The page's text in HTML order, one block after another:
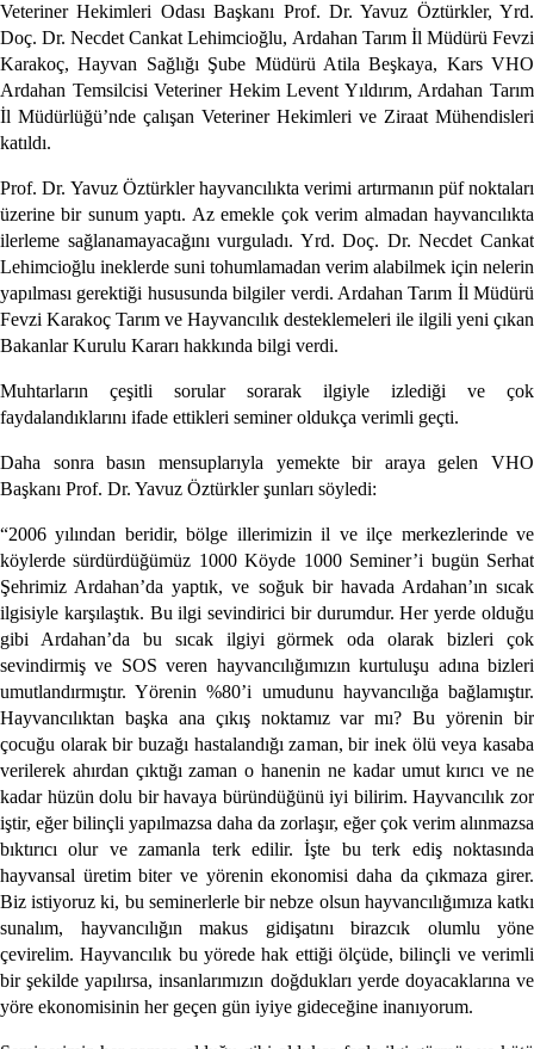
Veteriner Hekimleri Odası Başkanı Prof. Dr. Yavuz Öztürkler, Yrd.
Doç. Dr. Necdet Cankat Lehimcioğlu, Ardahan Tarım İl Müdürü Fevzi
Karakoç, Hayvan Sağlığı Şube Müdürü Atila Beşkaya, Kars VHO
Ardahan Temsilcisi Veteriner Hekim Levent Yıldırım, Ardahan Tarım
İl Müdürlüğü’nde çalışan Veteriner Hekimleri ve Ziraat Mühendisleri
katıldı.
Prof. Dr. Yavuz Öztürkler hayvancılıkta verimi artırmanın püf noktaları
üzerine bir sunum yaptı. Az emekle çok verim almadan hayvancılıkta
ilerleme sağlanamayacağını vurguladı. Yrd. Doç. Dr. Necdet Cankat
Lehimcioğlu ineklerde suni tohumlamadan verim alabilmek için nelerin
yapılması gerektiği hususunda bilgiler verdi. Ardahan Tarım İl Müdürü
Fevzi Karakoç Tarım ve Hayvancılık desteklemeleri ile ilgili yeni çıkan
Bakanlar Kurulu Kararı hakkında bilgi verdi.
Muhtarların çeşitli sorular sorarak ilgiyle izlediği ve çok
faydalandıklarını ifade ettikleri seminer oldukça verimli geçti.
Daha sonra basın mensuplarıyla yemekte bir araya gelen VHO
Başkanı Prof. Dr. Yavuz Öztürkler şunları söyledi:
“2006 yılından beridir, bölge illerimizin il ve ilçe merkezlerinde ve
köylerde sürdürdüğümüz 1000 Köyde 1000 Seminer’i bugün Serhat
Şehrimiz Ardahan’da yaptık, ve soğuk bir havada Ardahan’ın sıcak
ilgisiyle karşılaştık. Bu ilgi sevindirici bir durumdur. Her yerde olduğu
gibi Ardahan’da bu sıcak ilgiyi görmek oda olarak bizleri çok
sevindirmiş ve SOS veren hayvancılığımızın kurtuluşu adına bizleri
umutlandırmıştır. Yörenin %80’i umudunu hayvancılığa bağlamıştır.
Hayvancılıktan başka ana çıkış noktamız var mı? Bu yörenin bir
çocuğu olarak bir buzağı hastalandığı zaman, bir inek ölü veya kasaba
verilerek ahırdan çıktığı zaman o hanenin ne kadar umut kırıcı ve ne
kadar hüzün dolu bir havaya büründüğünü iyi bilirim. Hayvancılık zor
iştir, eğer bilinçli yapılmazsa daha da zorlaşır, eğer çok verim alınmazsa
bıktırıcı olur ve zamanla terk edilir. İşte bu terk ediş noktasında
hayvansal üretim biter ve yörenin ekonomisi daha da çıkmaza girer.
Biz istiyoruz ki, bu seminerlerle bir nebze olsun hayvancılığımıza katkı
sunalım, hayvancılığın makus gidişatını birazcık olumlu yöne
çevirelim. Hayvancılık bu yörede hak ettiği ölçüde, bilinçli ve verimli
bir şekilde yapılırsa, insanlarımızın doğdukları yerde doyacaklarına ve
yöre ekonomisinin her geçen gün iyiye gideceğine inanıyorum.